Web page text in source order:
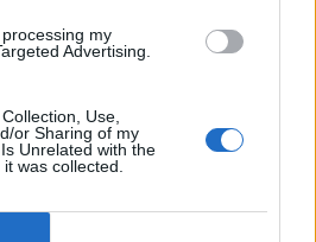
my
Advertising.
Use,
or Sharing of my
Unrelated with the
was collected.